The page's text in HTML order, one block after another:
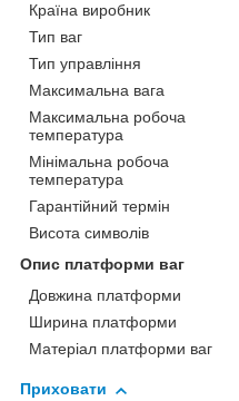
Країна виробник
Тип ваг
Тип управління
Максимальна вага
Максимальна робоча
температура
Мінімальна робоча
температура
Гарантійний термін
Висота символів
Опис платформи ваг
Довжина платформи
Ширина платформи
Матеріал платформи ваг
Приховати